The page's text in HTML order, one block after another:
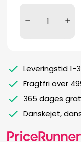
Leveringstid 1-
Fragtfri over
365 dages
Danskejet,